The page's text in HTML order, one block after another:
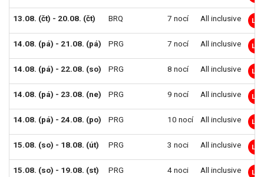
13.08. (čt) - 20.08. (čt) BRQ 7 nocí All inclusive LM
14.08. (pá) - 21.08. (pá) PRG 7 nocí All inclusive LM
14.08. (pá) - 22.08. (so) PRG 8 nocí All inclusive LM
14.08. (pá) - 23.08. (ne) PRG 9 nocí All inclusive LM
14.08. (pá) - 24.08. (po) PRG 10 nocí All inclusive LM
15.08. (so) - 18.08. (út) PRG 3 noci All inclusive LM
15.08. (so) - 19.08. (st) PRG 4 noci All inclusive LM